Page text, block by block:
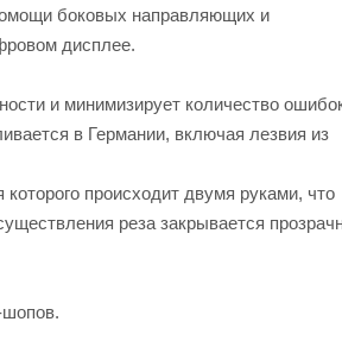
боковых направляющих и
дисплее.
и минимизирует количество
в Германии, включая лезвия из
происходит двумя руками, что
реза закрывается